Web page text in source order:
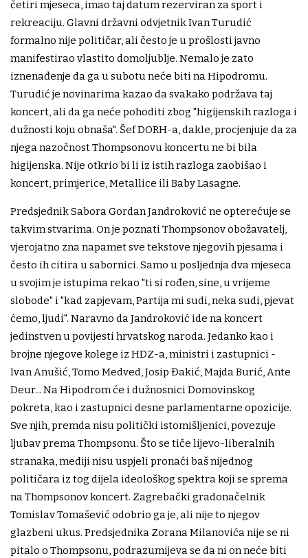
četiri mjeseca, imao taj datum rezerviran za sport i
rekreaciju. Glavni državni odvjetnik Ivan Turudić
formalno nije političar, ali često je u prošlosti javno
manifestirao vlastito domoljublje. Nemalo je zato
iznenađenje da ga u subotu neće biti na Hipodromu.
Turudić je novinarima kazao da svakako podržava taj
koncert, ali da ga neće pohoditi zbog "higijenskih razloga i
dužnosti koju obnaša". Šef DORH-a, dakle, procjenjuje da za
njega nazočnost Thompsonovu koncertu ne bi bila
higijenska. Nije otkrio bi li iz istih razloga zaobišao i
koncert, primjerice, Metallice ili Baby Lasagne.
Predsjednik Sabora Gordan Jandroković ne opterećuje se
takvim stvarima. On je poznati Thompsonov obožavatelj,
vjerojatno zna napamet sve tekstove njegovih pjesama i
često ih citira u sabornici. Samo u posljednja dva mjeseca
u svojim je istupima rekao "ti si rođen, sine, u vrijeme
slobode" i "kad zapjevam, Partija mi sudi, neka sudi, pjevat
ćemo, ljudi". Naravno da Jandroković ide na koncert
jedinstven u povijesti hrvatskog naroda. Jedanko kao i
brojne njegove kolege iz HDZ-a, ministri i zastupnici -
Ivan Anušić, Tomo Medved, Josip Đakić, Majda Burić, Ante
Deur... Na Hipodrom će i dužnosnici Domovinskog
pokreta, kao i zastupnici desne parlamentarne opozicije.
Sve njih, premda nisu politički istomišljenici, povezuje
ljubav prema Thompsonu. Što se tiče lijevo-liberalnih
stranaka, mediji nisu uspjeli pronaći baš nijednog
političara iz tog dijela ideološkog spektra koji se sprema
na Thompsonov koncert. Zagrebački gradonačelnik
Tomislav Tomašević odobrio ga je, ali nije to njegov
glazbeni ukus. Predsjednika Zorana Milanovića nije se ni
pitalo o Thompsonu, podrazumijeva se da ni on neće biti